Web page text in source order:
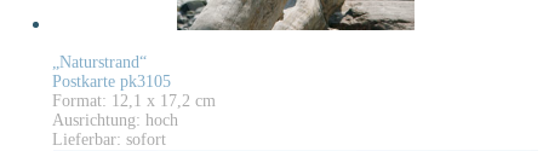
„Naturstrand“
Postkarte pk3105
Format: 12,1 x 17,2 cm
Ausrichtung: hoch
Lieferbar: sofort